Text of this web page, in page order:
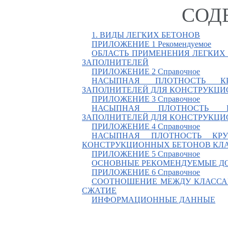
1. ВИДЫ ЛЕГКИХ БЕТОНОВ
ПРИЛОЖЕНИЕ 1 Рекомендуемое
ОБЛАСТЬ ПРИМЕНЕНИЯ
ЗАПОЛНИТЕЛЕЙ
ПРИЛОЖЕНИЕ 2 Справочное
НАСЫПНАЯ ПЛОТНОСТЬ
ЗАПОЛНИТЕЛЕЙ ДЛЯ
ПРИЛОЖЕНИЕ 3 Справочное
НАСЫПНАЯ ПЛОТНОСТЬ
ЗАПОЛНИТЕЛЕЙ ДЛЯ
ПРИЛОЖЕНИЕ 4 Справочное
НАСЫПНАЯ ПЛОТНОСТЬ
КОНСТРУКЦИОННЫХ БЕТОНОВ
ПРИЛОЖЕНИЕ 5 Справочное
ОСНОВНЫЕ РЕКОМЕНДУЕМЫЕ
ПРИЛОЖЕНИЕ 6 Справочное
СООТНОШЕНИЕ МЕЖДУ
СЖАТИЕ
ИНФОРМАЦИОННЫЕ ДАННЫЕ